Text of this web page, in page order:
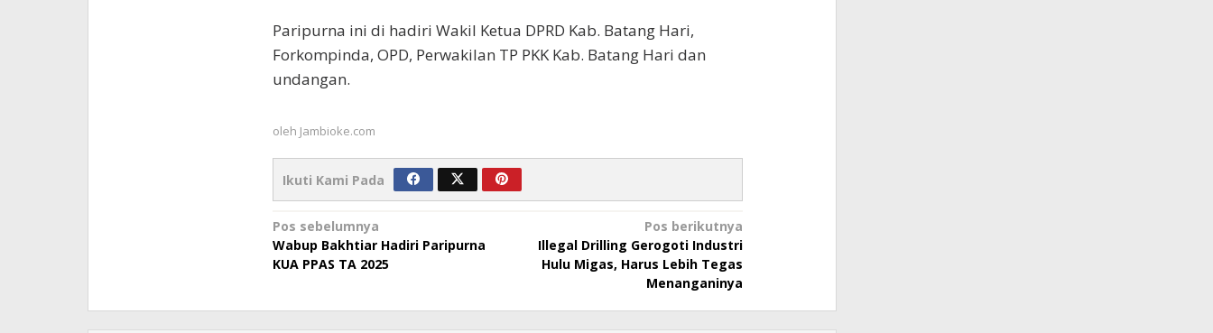
Paripurna ini di hadiri Wakil Ketua DPRD Kab. Batang Hari,
Forkompinda, OPD, Perwakilan TP PKK Kab. Batang Hari dan
undangan.
oleh Jambioke.com
Ikuti Kami Pada
Navigasi
pos
Pos sebelumnya
Wabup Bakhtiar Hadiri Paripurna
KUA PPAS TA 2025
Pos berikutnya
Illegal Drilling Gerogoti Industri
Hulu Migas, Harus Lebih Tegas
Menanganinya